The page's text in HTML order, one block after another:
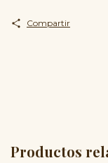
Compartir
Productos